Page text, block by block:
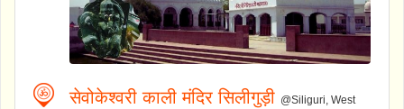
सेवोकेश्वरी काली मंदिर सिलीगुड़ी @Siliguri, West